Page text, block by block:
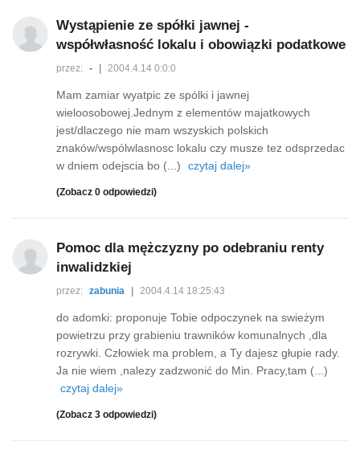
Wystąpienie ze spółki jawnej -
współwłasność lokalu i obowiązki podatkowe
przez: - 2004.4.14 0:0:0
Mam zamiar wyatpic ze spólki i jawnej
wieloosobowej.Jednym z elementów majatkowych
jest/dlaczego nie mam wszyskich polskich
znaków/wspólwlasnosc lokalu czy musze tez odsprzedac
w dniem odejscia bo (...)
czytaj dalej»
(Zobacz 0 odpowiedzi)
Pomoc dla mężczyzny po odebraniu renty
inwalidzkiej
przez: zabunia 2004.4.14 18:25:43
do adomki: proponuje Tobie odpoczynek na swieżym
powietrzu przy grabieniu trawników komunalnych ,dla
rozrywki. Człowiek ma problem, a Ty dajesz głupie rady.
Ja nie wiem ,nalezy zadzwonić do Min. Pracy,tam (...)
czytaj dalej»
(Zobacz 3 odpowiedzi)